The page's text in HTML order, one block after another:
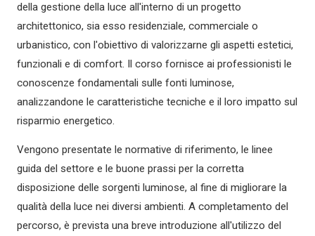
della gestione della luce all'interno di un progetto
architettonico, sia esso residenziale, commerciale o
urbanistico, con l'obiettivo di valorizzarne gli aspetti estetici,
funzionali e di comfort. Il corso fornisce ai professionisti le
conoscenze fondamentali sulle fonti luminose,
analizzandone le caratteristiche tecniche e il loro impatto sul
risparmio energetico.
Vengono presentate le normative di riferimento, le linee
guida del settore e le buone prassi per la corretta
disposizione delle sorgenti luminose, al fine di migliorare la
qualità della luce nei diversi ambienti. A completamento del
percorso, è prevista una breve introduzione all'utilizzo del